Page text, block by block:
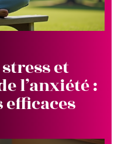
et
l’anxiété :